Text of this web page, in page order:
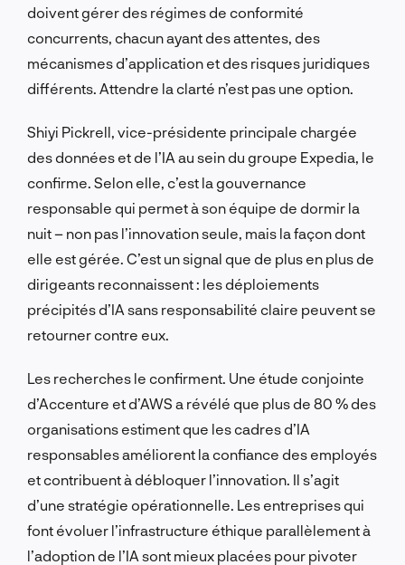
doivent gérer des régimes de conformité
concurrents, chacun ayant des attentes, des
mécanismes d’application et des risques juridiques
différents. Attendre la clarté n’est pas une option.
Shiyi Pickrell, vice-présidente principale chargée
des données et de l’IA au sein du groupe Expedia, le
confirme. Selon elle, c’est la gouvernance
responsable qui permet à son équipe de dormir la
nuit – non pas l’innovation seule, mais la façon dont
elle est gérée. C’est un signal que de plus en plus de
dirigeants reconnaissent : les déploiements
précipités d’IA sans responsabilité claire peuvent se
retourner contre eux.
Les recherches le confirment. Une étude conjointe
d’Accenture et d’AWS a révélé que plus de 80 % des
organisations estiment que les cadres d’IA
responsables améliorent la confiance des employés
et contribuent à débloquer l’innovation. Il s’agit
d’une stratégie opérationnelle. Les entreprises qui
font évoluer l’infrastructure éthique parallèlement à
l’adoption de l’IA sont mieux placées pour pivoter